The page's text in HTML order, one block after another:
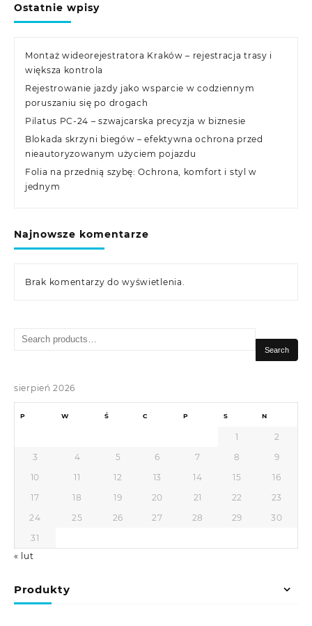
Ostatnie wpisy
Montaż wideorejestratora Kraków – rejestracja trasy i
większa kontrola
Rejestrowanie jazdy jako wsparcie w codziennym
poruszaniu się po drogach
Pilatus PC-24 – szwajcarska precyzja w biznesie
Blokada skrzyni biegów – efektywna ochrona przed
nieautoryzowanym użyciem pojazdu
Folia na przednią szybę: Ochrona, komfort i styl w
jednym
Najnowsze komentarze
Brak komentarzy do wyświetlenia.
Search
Search
sierpień 2026
P W Ś C P S N
1
2
3
4 5 6 7 8
9
10
11 12 13 14 15
16
17
18 19 20 21 22
23
24
25 26 27 28 29
30
31
« lut
Produkty